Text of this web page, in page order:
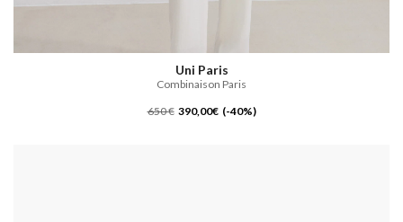
Uni Paris
Combinaison Paris
650 € 390,00€ (-40%)